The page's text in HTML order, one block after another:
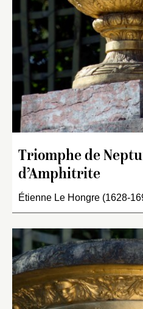
Triomphe de
d’Amphitrite
Étienne Le Hongre (1628-